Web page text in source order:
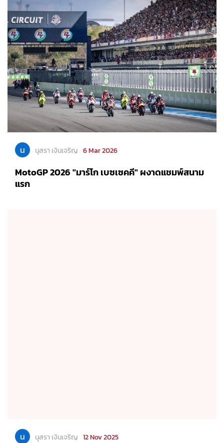
น นุสรา เงินเจริญ 6 Mar 2026
MotoGP 2026 "มาร์โก เบซเซคคี" ผงาดแชมพ์สนาม
แรก
น นุสรา เงินเจริญ 12 Nov 2025